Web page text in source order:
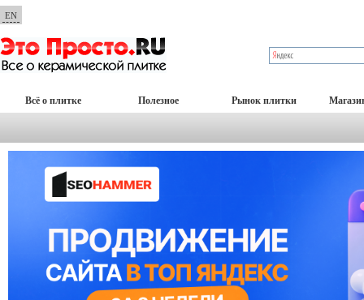
EN
Всё о плитке Полезное Рынок плитки